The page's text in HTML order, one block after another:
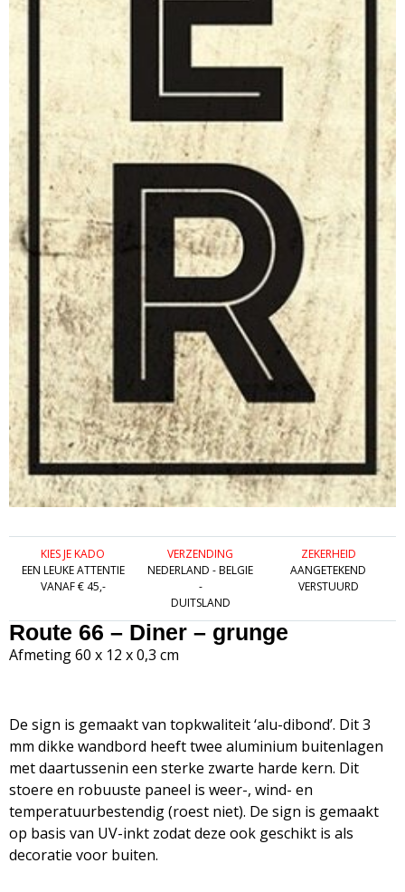
KIES JE KADO
EEN LEUKE ATTENTIE
VANAF € 45,-
VERZENDING
NEDERLAND - BELGIE
-
DUITSLAND
ZEKERHEID
AANGETEKEND
VERSTUURD
Route 66 – Diner – grunge
Afmeting 60 x 12 x 0,3 cm
De sign is gemaakt van topkwaliteit ‘alu-dibond’. Dit 3
mm dikke wandbord heeft twee aluminium buitenlagen
met daartussenin een sterke zwarte harde kern. Dit
stoere en robuuste paneel is weer-, wind- en
temperatuurbestendig (roest niet). De sign is gemaakt
op basis van UV-inkt zodat deze ook geschikt is als
decoratie voor buiten.